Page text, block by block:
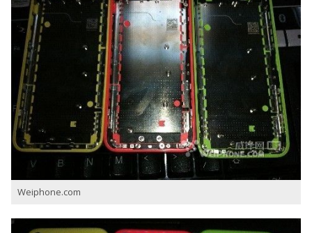
Weiphone.com